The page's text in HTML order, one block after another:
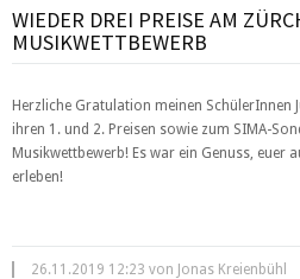
WIEDER DREI PREISE AM
MUSIKWETTBEWERB
Herzliche Gratulation meinen SchülerInnen
ihren 1. und 2. Preisen sowie zum SIMA-
Musikwettbewerb! Es war ein Genuss, euer
erleben!
26.11.2019 12:23 von Jonas Kreienbühl